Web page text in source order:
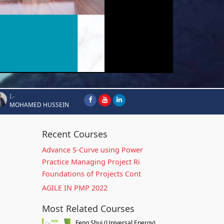
I.-
MOHAMED HUSSEIN
Recent Courses
Advance S-Curve using Power
Practice Managing Project Ri
Foundations of Projects Cont
AGILE IN PMP 2022
Most Related Courses